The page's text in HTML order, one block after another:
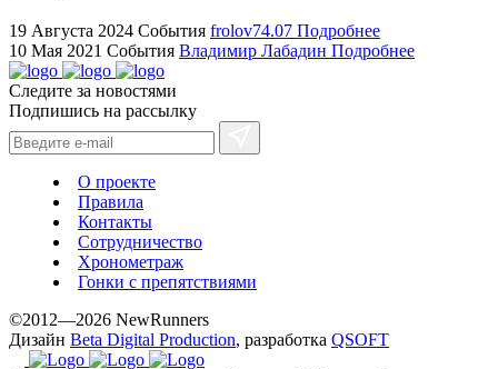
https://ylfactoryrolex.com/
hilarity
exceptional
method.
www.yvessaintlaurent.to
with
prices.
19 Августа 2024 События frolov74.07 Подробнее
10 Мая 2021 События Владимир Лабадин Подробнее
Следите за новостями
Подпишись на рассылку
О проекте
Правила
Контакты
Сотрудничество
Хронометраж
Гонки с препятствиями
©2012—2026 NewRunners
Дизайн Beta Digital Production, разработка QSOFT